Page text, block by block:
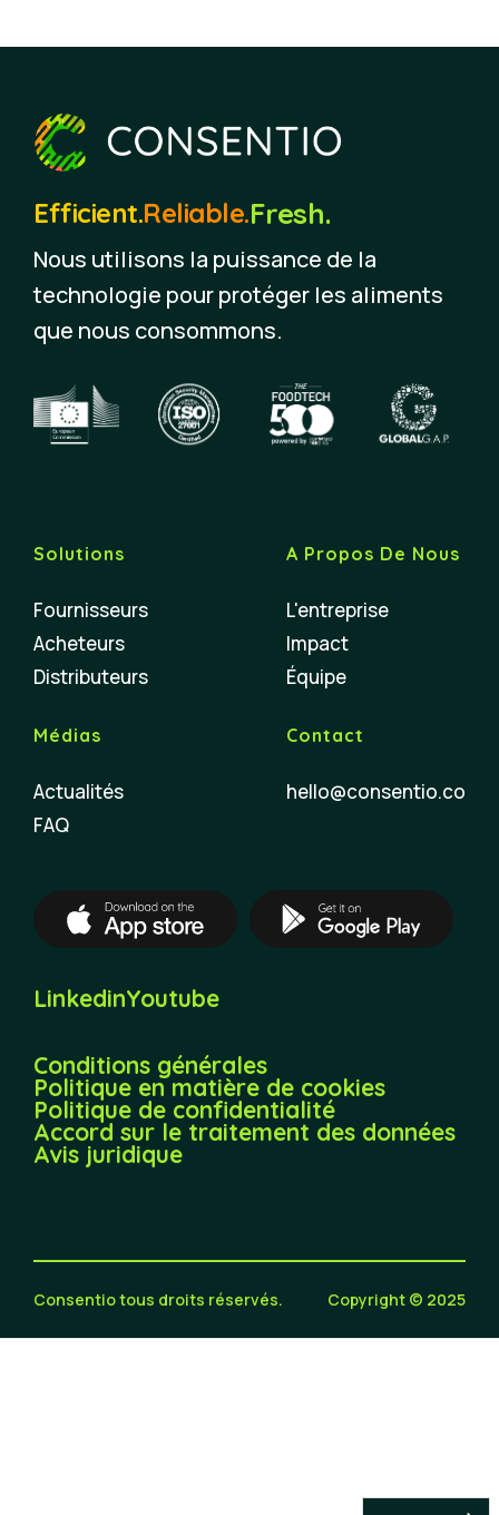
Efficient.Reliable.Fresh.
Nous utilisons la puissance de la
technologie pour protéger les aliments
que nous consommons.
Solutions
Fournisseurs
Acheteurs
Distributeurs
A Propos De Nous
L'entreprise
Impact
Équipe
Médias
Actualités
FAQ
Contact
hello@consentio.co
Conditions générales
Politique en matière de cookies
Politique de confidentialité
Accord sur le traitement des données
Avis juridique
LinkedinYoutube
Consentio tous droits réservés. Copyright © 2025